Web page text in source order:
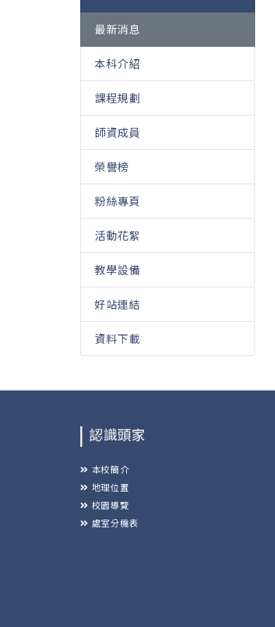
最新消息
本科介紹
課程規劃
師資成員
榮譽榜
粉絲專頁
活動花絮
教學設備
好站連結
資料下載
認識頭家
本校簡介
地理位置
校園導覽
處室分機表